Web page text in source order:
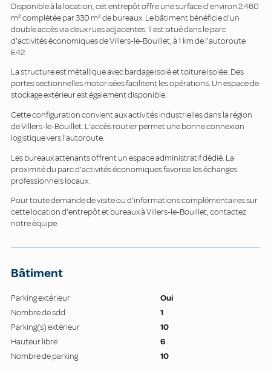
Disponible à la location, cet entrepôt offre une surface d'environ 2.460
m² complétée par 330 m² de bureaux. Le bâtiment bénéficie d'un
double accès via deux rues adjacentes. Il est situé dans le parc
d'activités économiques de Villers-le-Bouillet, à 1 km de l'autoroute
E42.
La structure est métallique avec bardage isolé et toiture isolée. Des
portes sectionnelles motorisées facilitent les opérations. Un espace de
stockage extérieur est également disponible.
Cette configuration convient aux activités industrielles dans la région
de Villers-le-Bouillet. L'accès routier permet une bonne connexion
logistique vers l'autoroute.
Les bureaux attenants offrent un espace administratif dédié. La
proximité du parc d'activités économiques favorise les échanges
professionnels locaux.
Pour toute demande de visite ou d'informations complémentaires sur
cette location d'entrepôt et bureaux à Villers-le-Bouillet, contactez
notre équipe.
Bâtiment
Parking extérieur
Oui
Nombre de sdd
1
Parking(s) extérieur
10
Hauteur libre
6
Nombre de parking
10